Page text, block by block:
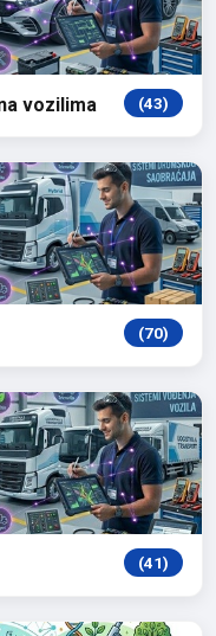
vozilima (43)
(70)
(41)